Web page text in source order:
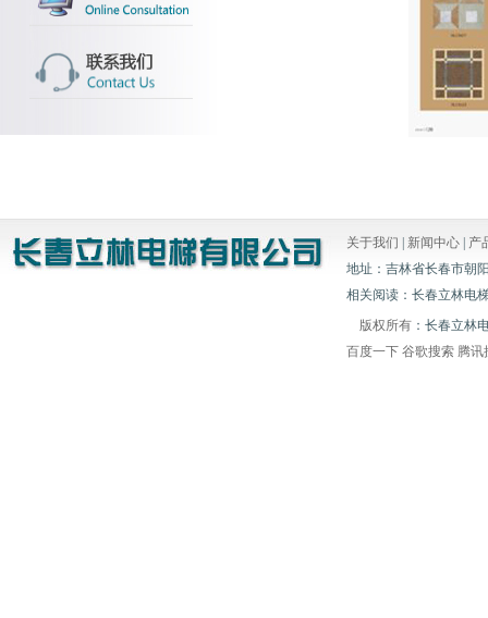
关于我们 新闻中心
产
地址：吉林省长春市朝
相关阅读：长春立林电
版权所有 ：长春立
百度一下 谷歌搜索 腾讯